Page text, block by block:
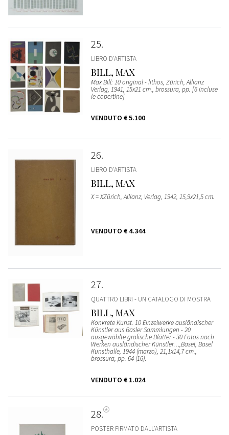
25
LIBRO D’ARTISTA
BILL, MAX
Max Bill: 10 original - lithos, Zürich, Allianz
Verlag, 1941, 15x21 cm., brossura, pp. [6 incluse
le copertine]
VENDUTO € 5.100
26
LIBRO D’ARTISTA
BILL, MAX
X = XZürich, Allianz, Verlag, 1942, 15,9x21,5 cm.
VENDUTO € 4.344
27
QUATTRO LIBRI - UN CATALOGO DI MOSTRA
BILL, MAX
Konkrete Kunst. 10 Einzelwerke ausländischer
Künstler aus Basler Sammlungen - 20
ausgewählte grafische Blätter - 30 Fotos nach
Werken ausländischer Künstler…,Basel, Basel
Kunsthalle, 1944 (marzo), 21,1x14,7 cm.,
brossura, pp. 64 (16).
VENDUTO € 1.024
28
POSTER FIRMATO DALL’ARTISTA